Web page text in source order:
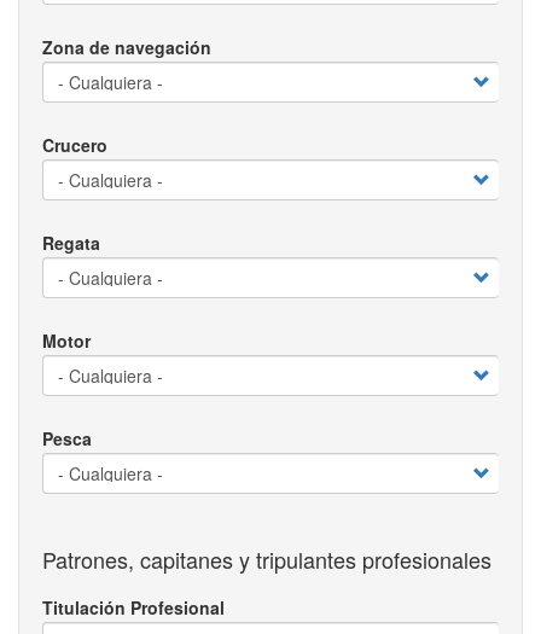
Zona de navegación
Crucero
Regata
Motor
Pesca
Patrones, capitanes y tripulantes profesionales
Titulación Profesional